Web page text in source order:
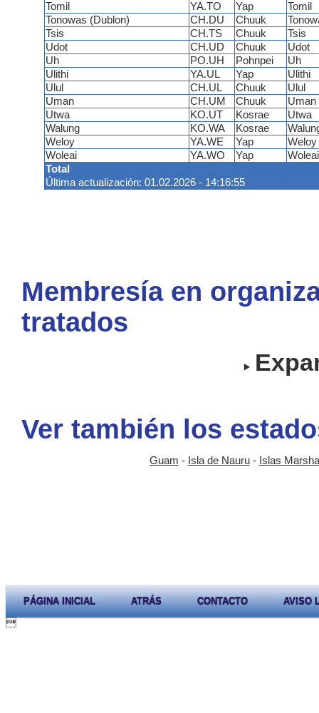
Total
Última actualización: 01.02.2026 - 14:16:55
Tomil
YA.TO Yap
Tomil
Tonowas (Dublon)
CH.DU Chuuk
Tsis
CH.TS Chuuk
Tsis
Udot
CH.UD Chuuk
Udot
Uh
PO.UH Pohnpei
Uh
Ulithi
YA.UL Yap
Ulithi
Ulul
CH.UL Chuuk
Ulul
Uman
CH.UM Chuuk
Uman
Utwa
KO.UT Kosrae
Utwa
Walung
KO.WA Kosrae
Weloy
YA.WE Yap
Weloy
Woleai
YA.WO Yap Woleai
Membresía en
tratados
Ver también los
Guam - Isla de Nauru- Islas
PÁGINA INICIAL ATRÁS CONTACTO AVISO
